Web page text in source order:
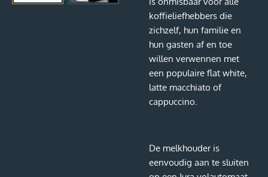
koffieliefhebbers die
zichzelf, hun familie en
hun gasten af en toe
willen verwennen met
een populaire flat white,
latte macchiato of
cappuccino.
De melkhouder is
eenvoudig aan te sluiten